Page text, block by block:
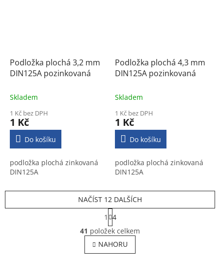
Podložka plochá 3,2 mm
DIN125A pozinkovaná
Skladem
1 Kč bez DPH
1 Kč
Do košíku
podložka plochá zinkovaná
DIN125A
Podložka plochá 4,3 mm
DIN125A pozinkovaná
Skladem
1 Kč bez DPH
1 Kč
Do košíku
podložka plochá zinkovaná
DIN125A
O
v
l
á
NAČÍST 12 DALŠÍCH
S
t
r
á
n
k
1
4
41 položek celkem
NAHORU